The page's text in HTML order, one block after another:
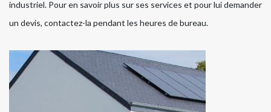
industriel. Pour en savoir plus sur ses services et pour lui demander
un devis, contactez-la pendant les heures de bureau.